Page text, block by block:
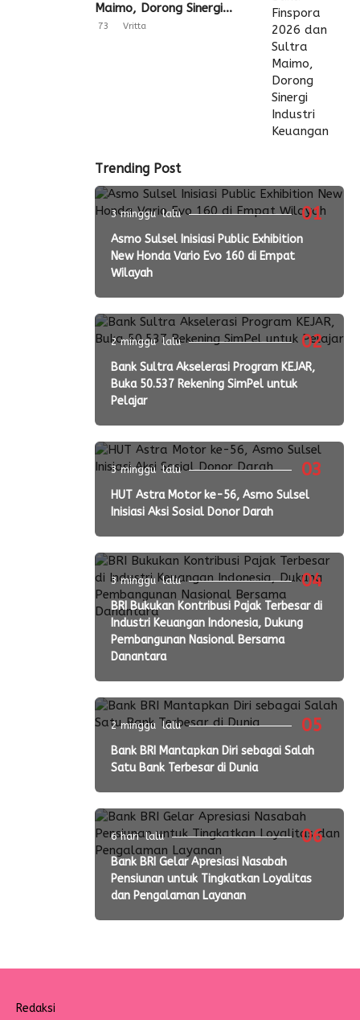
Maimo, Dorong Sinergi
Industri Keuangan
73 Vritta
Trending Post
01
3 minggu lalu
Asmo Sulsel Inisiasi Public Exhibition
New Honda Vario Evo 160 di Empat
Wilayah
02
2 minggu lalu
Bank Sultra Akselerasi Program KEJAR,
Buka 50.537 Rekening SimPel untuk
Pelajar
03
3 minggu lalu
HUT Astra Motor ke-56, Asmo Sulsel
Inisiasi Aksi Sosial Donor Darah
04
3 minggu lalu
BRI Bukukan Kontribusi Pajak Terbesar di
Industri Keuangan Indonesia, Dukung
Pembangunan Nasional Bersama
Danantara
05
2 minggu lalu
Bank BRI Mantapkan Diri sebagai Salah
Satu Bank Terbesar di Dunia
06
6 hari lalu
Bank BRI Gelar Apresiasi Nasabah
Pensiunan untuk Tingkatkan Loyalitas
dan Pengalaman Layanan
Redaksi